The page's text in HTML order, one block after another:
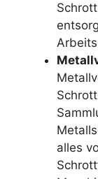
alles